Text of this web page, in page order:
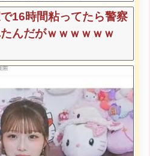
w
16時間粘ってたら警察
んだがｗｗｗｗｗｗ